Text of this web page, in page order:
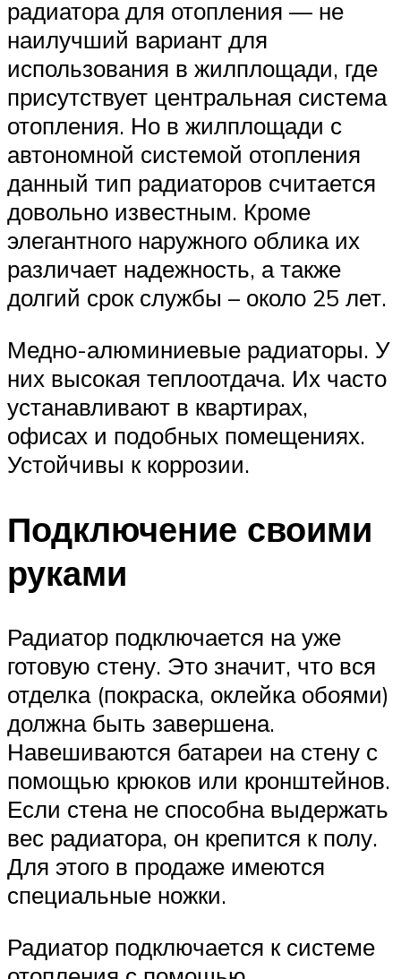
радиатора для отопления — не
наилучший вариант для
использования в жилплощади, где
присутствует центральная система
отопления. Но в жилплощади с
автономной системой отопления
данный тип радиаторов считается
довольно известным. Кроме
элегантного наружного облика их
различает надежность, а также
долгий срок службы – около 25 лет.
Медно-алюминиевые радиаторы. У
них высокая теплоотдача. Их часто
устанавливают в квартирах,
офисах и подобных помещениях.
Устойчивы к коррозии.
Подключение своими
руками
Радиатор подключается на уже
готовую стену. Это значит, что вся
отделка (покраска, оклейка обоями)
должна быть завершена.
Навешиваются батареи на стену с
помощью крюков или кронштейнов.
Если стена не способна выдержать
вес радиатора, он крепится к полу.
Для этого в продаже имеются
специальные ножки.
Радиатор подключается к системе